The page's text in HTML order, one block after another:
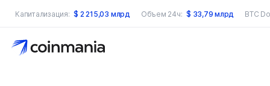
Капитализация: $ 2 215,03 млрд Объем 24ч: $ 33,79 млрд BTC
по сайту